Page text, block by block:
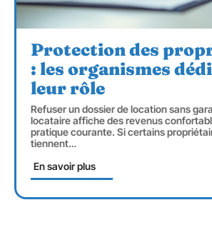
Protection des
: les organismes
leur rôle
Refuser un dossier de location sans
locataire affiche des revenus
pratique courante. Si certains
tiennent…
En savoir plus